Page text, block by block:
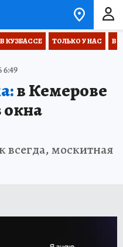
КУЗБАССЕ ТОЛЬКО У НАС
в Кемерове
всегда, москитная